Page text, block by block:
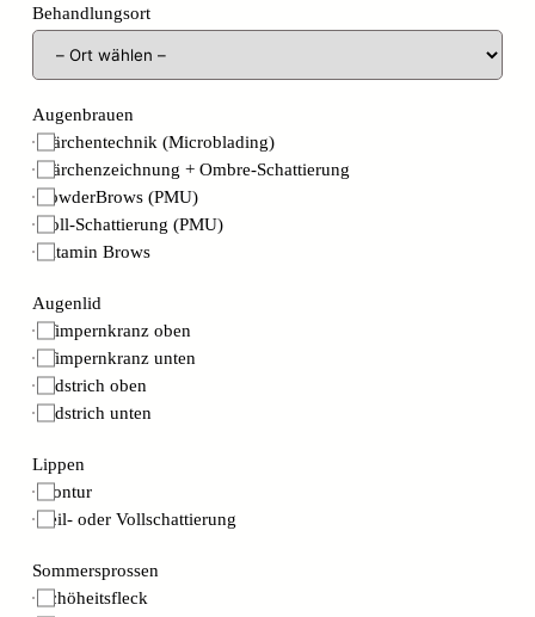
Behandlungsort
Augenbrauen
Härchentechnik (Microblading)
Härchenzeichnung + Ombre-Schattierung
PowderBrows (PMU)
Voll-Schattierung (PMU)
Vitamin Brows
Augenlid
Wimpernkranz oben
Wimpernkranz unten
Lidstrich oben
Lidstrich unten
Lippen
Kontur
Teil- oder Vollschattierung
Sommersprossen
Schöheitsfleck